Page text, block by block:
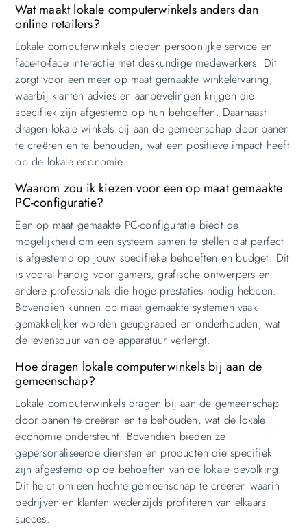
Wat maakt lokale computerwinkels anders dan
online retailers?
Lokale computerwinkels bieden persoonlijke service en
face-to-face interactie met deskundige medewerkers. Dit
zorgt voor een meer op maat gemaakte winkelervaring,
waarbij klanten advies en aanbevelingen krijgen die
specifiek zijn afgestemd op hun behoeften. Daarnaast
dragen lokale winkels bij aan de gemeenschap door banen
te creëren en te behouden, wat een positieve impact heeft
op de lokale economie.
Waarom zou ik kiezen voor een op maat gemaakte
PC-configuratie?
Een op maat gemaakte PC-configuratie biedt de
mogelijkheid om een systeem samen te stellen dat perfect
is afgestemd op jouw specifieke behoeften en budget. Dit
is vooral handig voor gamers, grafische ontwerpers en
andere professionals die hoge prestaties nodig hebben.
Bovendien kunnen op maat gemaakte systemen vaak
gemakkelijker worden geüpgraded en onderhouden, wat
de levensduur van de apparatuur verlengt.
Hoe dragen lokale computerwinkels bij aan de
gemeenschap?
Lokale computerwinkels dragen bij aan de gemeenschap
door banen te creëren en te behouden, wat de lokale
economie ondersteunt. Bovendien bieden ze
gepersonaliseerde diensten en producten die specifiek
zijn afgestemd op de behoeften van de lokale bevolking.
Dit helpt om een hechte gemeenschap te creëren waarin
bedrijven en klanten wederzijds profiteren van elkaars
succes.